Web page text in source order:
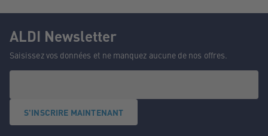
ALDI Newsletter
Saisissez vos données et ne manquez aucune de nos offres.
S'INSCRIRE MAINTENANT